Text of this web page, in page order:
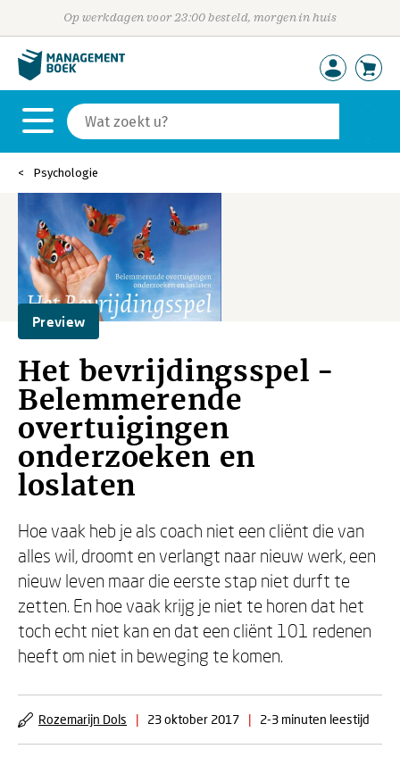
Op werkdagen voor 23:00 besteld, morgen in huis
Psychologie
Preview
Het bevrijdingsspel -
Belemmerende
overtuigingen
onderzoeken en
loslaten
Hoe vaak heb je als coach niet een cliënt die van
alles wil, droomt en verlangt naar nieuw werk, een
nieuw leven maar die eerste stap niet durft te
zetten. En hoe vaak krijg je niet te horen dat het
toch echt niet kan en dat een cliënt 101 redenen
heeft om niet in beweging te komen.
Rozemarijn Dols | 23 oktober 2017 | 2-3 minuten leestijd